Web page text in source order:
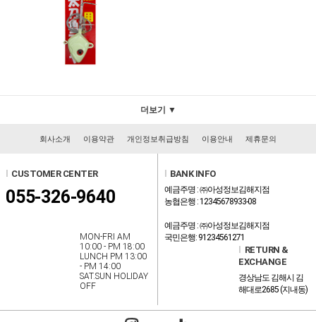
더보기 ▼
회사소개 이용약관 개인정보취급방침 이용안내 제휴문의
l CUSTOMER CENTER
055-326-9640
MON-FRI AM
10:00 - PM 18:00
LUNCH PM 13:00
- PM 14:00
SAT.SUN HOLIDAY
OFF
l BANK INFO
예금주명 : ㈜아성정보김해지점
농협은행 : 12345678933-08
예금주명 : ㈜아성정보김해지점
국민은행: 91234561271
l RETURN &
EXCHANGE
경상남도 김해시 김
해대로2685 (지내동)